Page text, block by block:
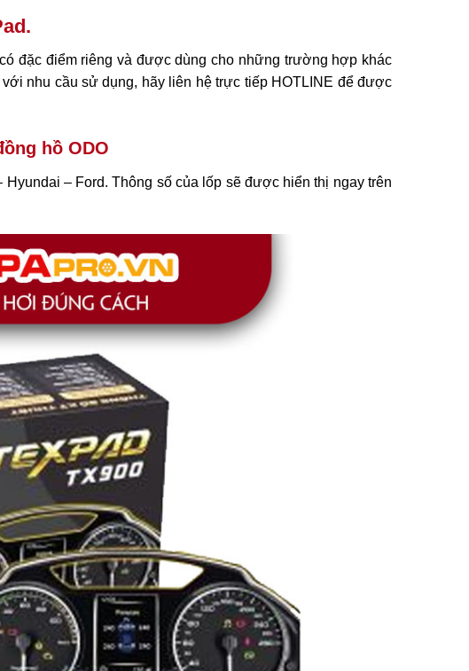
đặc điểm riêng và được dùng cho những trường hợp khác
nhu cầu sử dụng, hãy liên hệ trực tiếp HOTLINE để được
hồ ODO
– Ford. Thông số của lốp sẽ được hiển thị ngay trên